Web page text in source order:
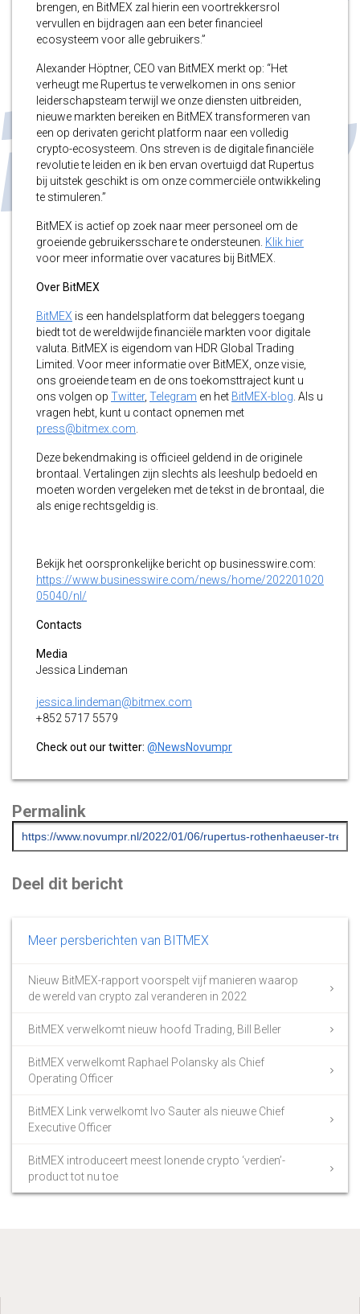
brengen, en BitMEX zal hierin een voortrekkersrol
vervullen en bijdragen aan een beter financieel
ecosysteem voor alle gebruikers.”
Alexander Höptner, CEO van BitMEX merkt op: “Het
verheugt me Rupertus te verwelkomen in ons senior
leiderschapsteam terwijl we onze diensten uitbreiden,
nieuwe markten bereiken en BitMEX transformeren van
een op derivaten gericht platform naar een volledig
crypto-ecosysteem. Ons streven is de digitale financiële
revolutie te leiden en ik ben ervan overtuigd dat Rupertus
bij uitstek geschikt is om onze commerciële ontwikkeling
te stimuleren.”
BitMEX is actief op zoek naar meer personeel om de
groeiende gebruikersschare te ondersteunen. Klik hier
voor meer informatie over vacatures bij BitMEX.
Over BitMEX
BitMEX is een handelsplatform dat beleggers toegang
biedt tot de wereldwijde financiële markten voor digitale
valuta. BitMEX is eigendom van HDR Global Trading
Limited. Voor meer informatie over BitMEX, onze visie,
ons groeiende team en de ons toekomsttraject kunt u
ons volgen op Twitter, Telegram en het BitMEX-blog. Als u
vragen hebt, kunt u contact opnemen met
press@bitmex.com.
Deze bekendmaking is officieel geldend in de originele
brontaal. Vertalingen zijn slechts als leeshulp bedoeld en
moeten worden vergeleken met de tekst in de brontaal, die
als enige rechtsgeldig is.
Bekijk het oorspronkelijke bericht op businesswire.com:
https://www.businesswire.com/news/home/202201020
05040/nl/
Contacts
Media
Jessica Lindeman
jessica.lindeman@bitmex.com
+852 5717 5579
Check out our twitter: @NewsNovumpr
Permalink
Deel dit bericht
Meer persberichten van BITMEX
Nieuw BitMEX-rapport voorspelt vijf manieren waarop
de wereld van crypto zal veranderen in 2022
BitMEX verwelkomt nieuw hoofd Trading, Bill Beller
BitMEX verwelkomt Raphael Polansky als Chief
Operating Officer
BitMEX Link verwelkomt Ivo Sauter als nieuwe Chief
Executive Officer
BitMEX introduceert meest lonende crypto ‘verdien’-
product tot nu toe